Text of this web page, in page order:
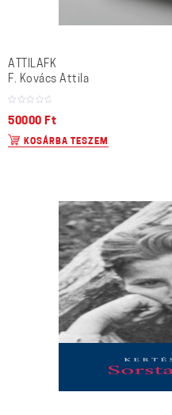
ATTILAFK
F. Kovács Attila
50000 Ft
KOSÁRBA TESZEM